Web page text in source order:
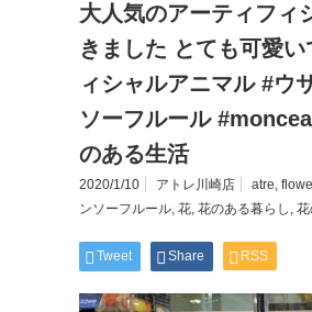
大人気のアーティフィ
きました とても可愛
ィシャルアニマル #
ソーフルール
のある生活
2020/1/10 アトレ川崎店 atre,
ンソーフルール, 花, 花のある暮らし ,
Tweet Share RSS